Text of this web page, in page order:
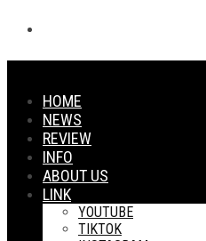
HOME
NEWS
REVIEW
INFO
ABOUT US
LINK
YOUTUBE
TIKTOK